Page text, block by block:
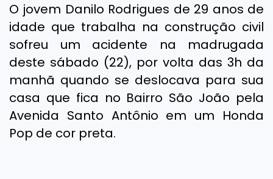
O jovem Danilo Rodrigues de 29 anos de
idade que trabalha na construção civil
sofreu um acidente na madrugada
deste sábado (22), por volta das 3h da
manhã quando se deslocava para sua
casa que fica no Bairro São João pela
Avenida Santo Antônio em um Honda
Pop de cor preta.